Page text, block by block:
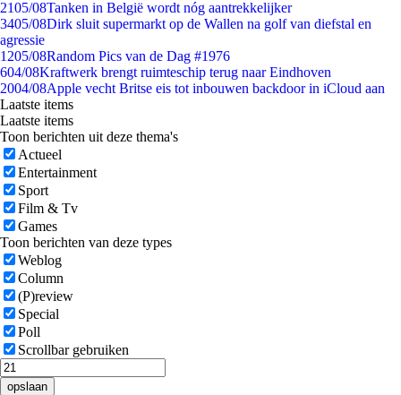
2105/08Tanken in België wordt nóg aantrekkelijker
3405/08Dirk sluit supermarkt op de Wallen na golf van diefstal en
agressie
1205/08Random Pics van de Dag #1976
604/08Kraftwerk brengt ruimteschip terug naar Eindhoven
2004/08Apple vecht Britse eis tot inbouwen backdoor in iCloud aan
Laatste items
Laatste items
Toon berichten uit deze thema's
Actueel
Entertainment
Sport
Film & Tv
Games
Toon berichten van deze types
Weblog
Column
(P)review
Special
Poll
Scrollbar gebruiken
opslaan